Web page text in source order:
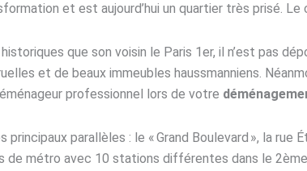
et est aujourd’hui un quartier très prisé.
que son voisin le Paris 1er, il n’est pas
et de beaux immeubles haussmanniens.
professionnel lors de votre
parallèles : le « Grand Boulevard », la
de métro avec 10 stations différentes dans le